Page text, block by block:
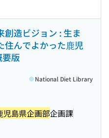
創造ビジョン : 生ま
住んでよかった鹿児
版
児島県企画部企画課
National Diet Library